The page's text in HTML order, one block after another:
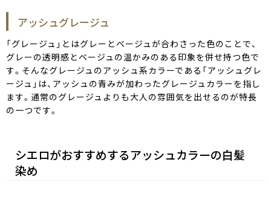
アッシュグレージュ
「グレージュ」とはグレーとベージュが合わさった色のことで、
グレーの透明感とベージュの温かみのある印象を併せ持つ色で
す。そんなグレージュのアッシュ系カラーである「アッシュグレ
ージュ」は、アッシュの青みが加わったグレージュカラーを指し
ます。通常のグレージュよりも大人の雰囲気を出せるのが特長
の一つです。
シエロがおすすめするアッシュカラーの白髪
染め